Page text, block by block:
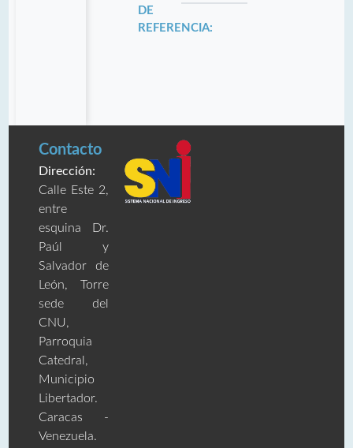
DE
REFERENCIA:
Contacto
Dirección:
Calle Este 2,
entre
esquina Dr.
Paúl y
Salvador de
León, Torre
sede del
CNU,
Parroquia
Catedral,
Municipio
Libertador.
Caracas -
Venezuela.